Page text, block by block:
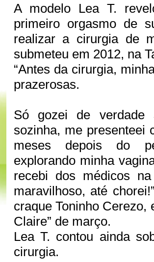
A modelo Lea T.
primeiro orgasmo de
realizar a cirurgia de
submeteu em 2012, na
“Antes da cirurgia,
prazerosas.
Só gozei de verdade
sozinha, me presenteei
meses depois do
explorando minha
recebi dos médicos
maravilhoso, até
craque Toninho Cerezo,
Claire” de março.
Lea T. contou ainda
cirurgia.